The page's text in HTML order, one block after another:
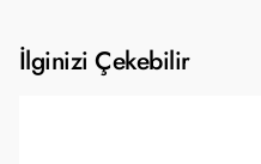
İlginizi Çekebilir